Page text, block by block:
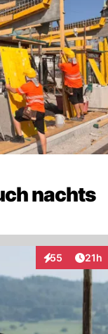
nachts
55
Interaktionen
21h